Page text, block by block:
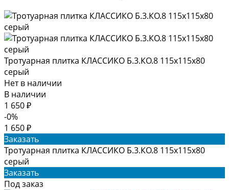
Тротуарная плитка КЛАССИКО Б.3.КО.8 115х115х80
серый
Нет в наличии
В наличии
1 650 ₽
-0%
1 650 ₽
Заказать
Тротуарная плитка КЛАССИКО Б.3.КО.8 115х115х80
серый
Заказать
Под заказ